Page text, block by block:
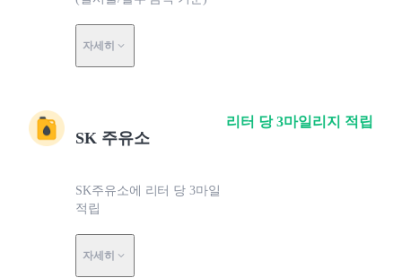
자세히
SK 주유소
SK주유소에 리터 당 3마일
적립
자세히
리터 당 3마일리지 적립